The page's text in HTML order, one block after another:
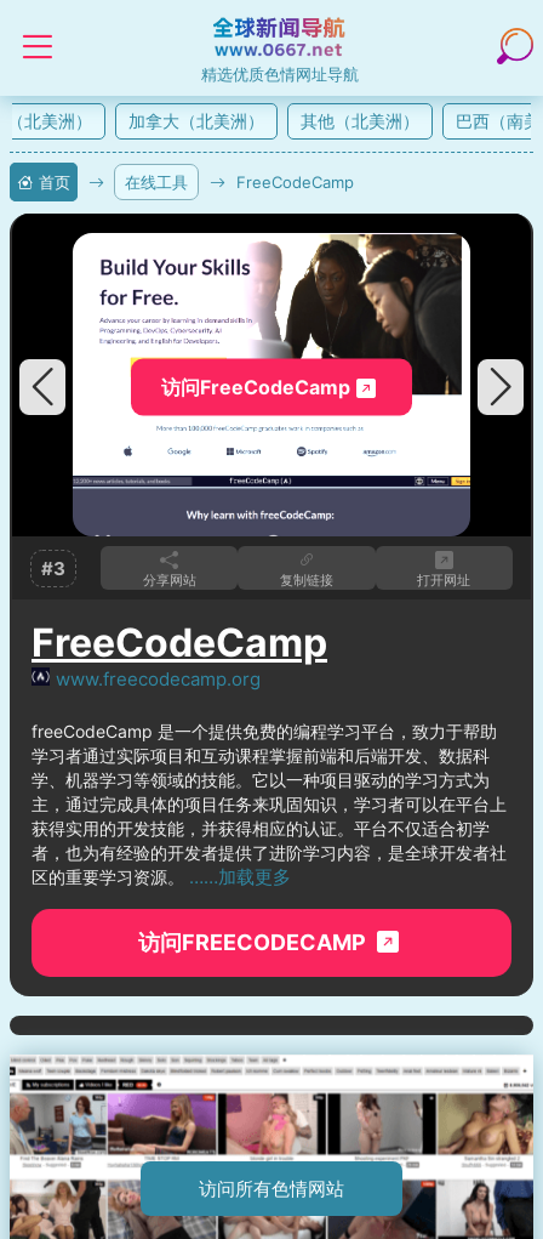
精选优质色情网址导航
北美洲） 加拿大（北美洲） 其他（北美洲） 巴西（南美
首页 在线工具 FreeCodeCamp
访问FreeCodeCamp
#3 分享网站 复制链接 打开网址
FreeCodeCamp
www.freecodecamp.org
freeCodeCamp 是一个提供免费的编程学习平台，致力于帮助
学习者通过实际项目和互动课程掌握前端和后端开发、数据科
学、机器学习等领域的技能。它以一种项目驱动的学习方式为
主，通过完成具体的项目任务来巩固知识，学习者可以在平台上
获得实用的开发技能，并获得相应的认证。平台不仅适合初学
者，也为有经验的开发者提供了进阶学习内容，是全球开发者社
区的重要学习资源。 ……加载更多
访问FREECODECAMP
访问所有色情网站